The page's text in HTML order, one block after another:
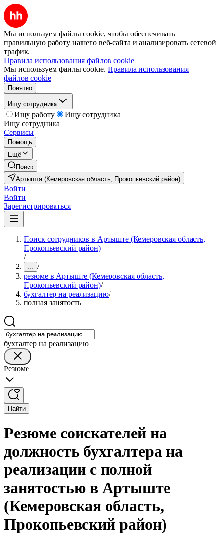
Мы используем файлы cookie, чтобы обеспечивать
правильную работу нашего веб-сайта и анализировать сетевой
трафик.
Правила использования файлов cookie
Мы используем файлы cookie. Правила использования
файлов cookie
Понятно
Ищу сотрудника
Ищу работу
Ищу сотрудника
Ищу сотрудника
Сервисы
Помощь
Ещё
Поиск
Артышта (Кемеровская область, Прокопьевский район)
Войти
Войти
Зарегистрироваться
Поиск сотрудников в Артыште (Кемеровская область,
Прокопьевский район)
/
... /
резюме в Артыште (Кемеровская область,
Прокопьевский район)/
бухгалтер на реализацию/
полная занятость
бухгалтер на реализацию
Резюме
Найти
Резюме соискателей на
должность бухгалтера на
реализации с полной
занятостью в Артыште
(Кемеровская область,
Прокопьевский район)